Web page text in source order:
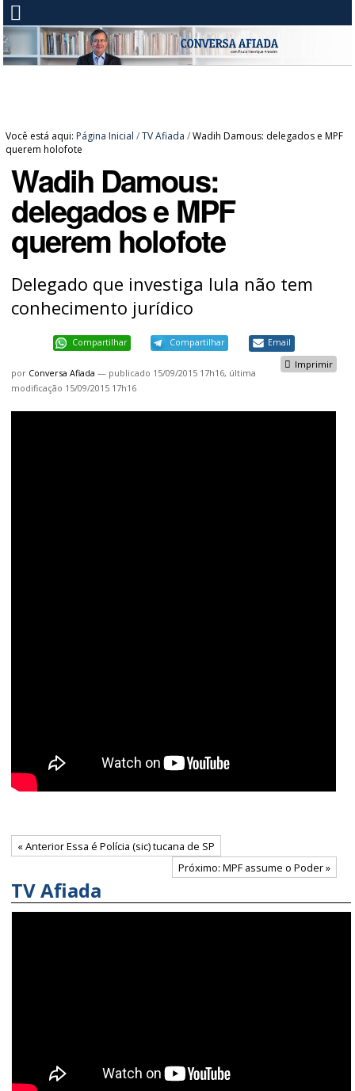
Você está aqui: Página Inicial /TV Afiada /Wadih Damous: delegados e MPF
querem holofote
Wadih Damous:
delegados e MPF
querem holofote
Delegado que investiga lula não tem
conhecimento jurídico
Compartilhar Compartilhar Email
Imprimir
por Conversa Afiada — publicado 15/09/2015 17h16, última
modificação 15/09/2015 17h16
« Anterior Essa é Polícia (sic) tucana de SP
Próximo: MPF assume o Poder »
TV Afiada